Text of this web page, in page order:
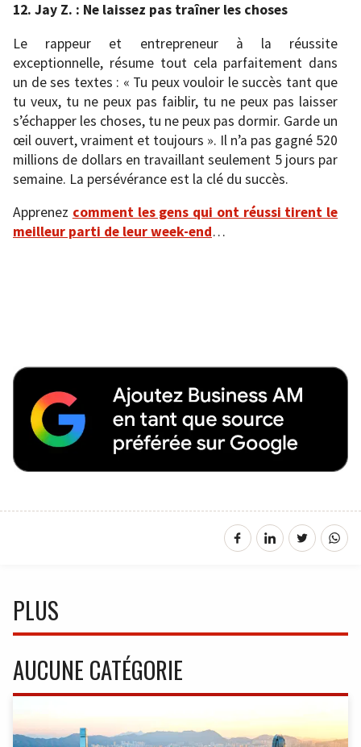
12. Jay Z. : Ne laissez pas traîner les choses
Le rappeur et entrepreneur à la réussite
exceptionnelle, résume tout cela parfaitement dans
un de ses textes : « Tu peux vouloir le succès tant que
tu veux, tu ne peux pas faiblir, tu ne peux pas laisser
s’échapper les choses, tu ne peux pas dormir. Garde un
œil ouvert, vraiment et toujours ». Il n’a pas gagné 520
millions de dollars en travaillant seulement 5 jours par
semaine. La persévérance est la clé du succès.
Apprenez comment les gens qui ont réussi tirent le
meilleur parti de leur week-end…
PLUS
AUCUNE CATÉGORIE